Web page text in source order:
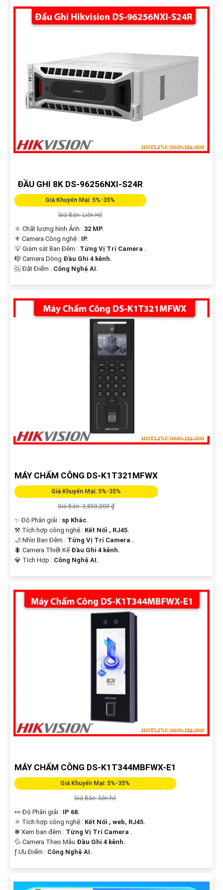
ĐẦU GHI 8K DS-96256NXI-S24R
Giá Khuyến Mại: 5%-35%
Giá Bán: Liên Hệ
🔆 Chất lượng hình Ảnh : 32 MP.
⚜️ Camera Công nghệ : IP.
💡 Giám sát Ban Đêm : Từng Vị Trí Camera .
🎼️ Camera Dòng Đầu Ghi 4 kênh.
️🆑 Đặt Điểm : Công Nghệ AI.
MÁY CHẤM CÔNG DS-K1T321MFWX
Giá Khuyến Mại: 5%-35%
Giá Bán: 3,850,000 ₫
✨ Độ Phân giải : sp Khác.
⚒ Tích hợp công nghệ : Kết Nối , RJ45.
🌙 Nhìn Ban Đêm : Từng Vị Trí Camera .
🐜 Camera Thiết Kế Đầu Ghi 4 kênh.
️💎 Tích Hợp : Công Nghệ AI.
MÁY CHẤM CÔNG DS-K1T344MBFWX-E1
Giá Khuyến Mại: 5%-35%
Giá Bán: liên hệ
️
👀 Độ Phân giải : IP 68.
⚛️ Tích hợp công nghệ : Kết Nối , web, RJ45.
❃ Xem ban đêm : Từng Vị Trí Camera .
💦 Camera Theo Mẫu Đầu Ghi 4 kênh.
️ƒ Ưu Điểm : Công Nghệ AI.